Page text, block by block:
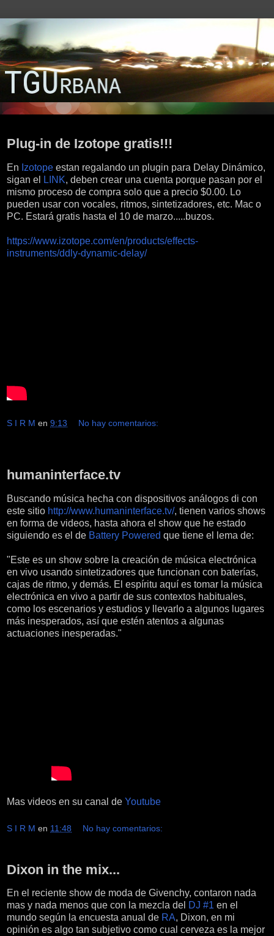
Plug-in de Izotope gratis!!!
En Izotope estan regalando un plugin para Delay Dinámico,
sigan el
LINK, deben crear una cuenta porque pasan por el
mismo proceso de compra solo que a precio $0.00. Lo
pueden usar con vocales, ritmos, sintetizadores, etc. Mac o
PC. Estará gratis hasta el 10 de marzo.....buzos.
https://www.izotope.com/en/products/effects-
instruments/ddly-dynamic-delay/
S I R M en 9:13 No hay comentarios:
humaninterface.tv
Buscando música hecha con dispositivos análogos di con
este sitio http://www.humaninterface.tv/, tienen varios shows
en forma de videos, hasta ahora el show que he estado
siguiendo es el de Battery Powered que tiene el lema de:
"Este es un show sobre la creación de música electrónica
en vivo usando sintetizadores que funcionan con baterías,
cajas de ritmo, y demás. El espíritu aquí es tomar la música
electrónica en vivo a partir de sus contextos habituales,
como los escenarios y estudios y llevarlo a algunos lugares
más inesperados, así que estén atentos a algunas
actuaciones inesperadas."
Mas videos en su canal de Youtube
S I R M en 11:48 No hay comentarios:
Dixon in the mix...
En el reciente show de moda de Givenchy, contaron nada
mas y nada menos que con la mezcla del DJ #1 en el
mundo según la encuesta anual de RA, Dixon, en mi
opinión es algo tan subjetivo como cual cerveza es la mejor